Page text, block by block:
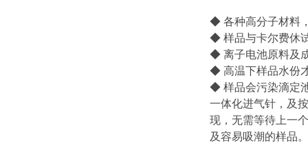
◆ 各种高分子材料
◆ 样品与卡尔费休
◆ 离子电池原料及
◆ 高温下样品水份
◆ 样品会污染滴定
一体化进气针，及
现，无需等待上一
及容易吸潮的样品。